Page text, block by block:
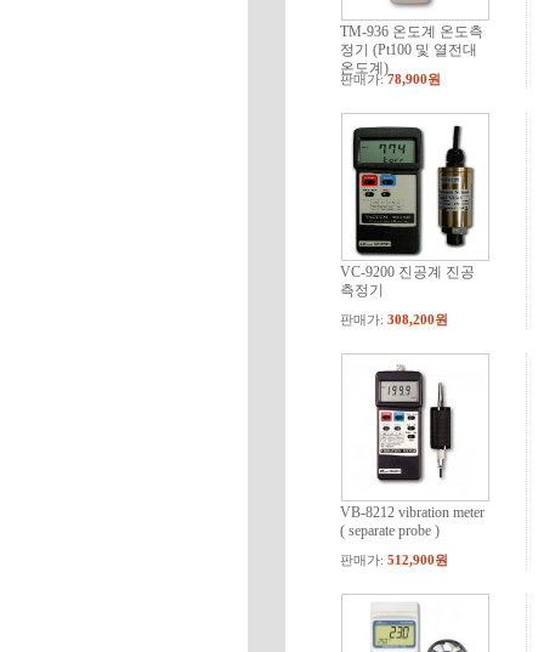
TM-936 온도계 온도측
정기 (Pt100 및 열전대
온도계)
판매가:78,900원
VC-9200 진공계 진공
측정기
판매가:308,200원
VB-8212 vibration meter
( separate probe )
판매가:512,900원